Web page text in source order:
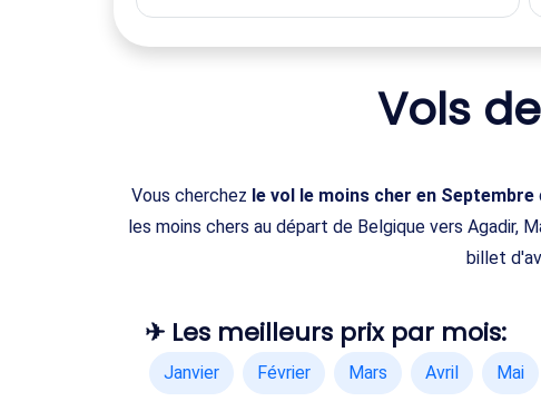
Vols de
Vous cherchez le vol le moins cher en Septembre
les moins chers au départ de Belgique vers Agadir,
billet
✈ Les meilleurs prix par mois:
Janvier Février Mars Avril Mai